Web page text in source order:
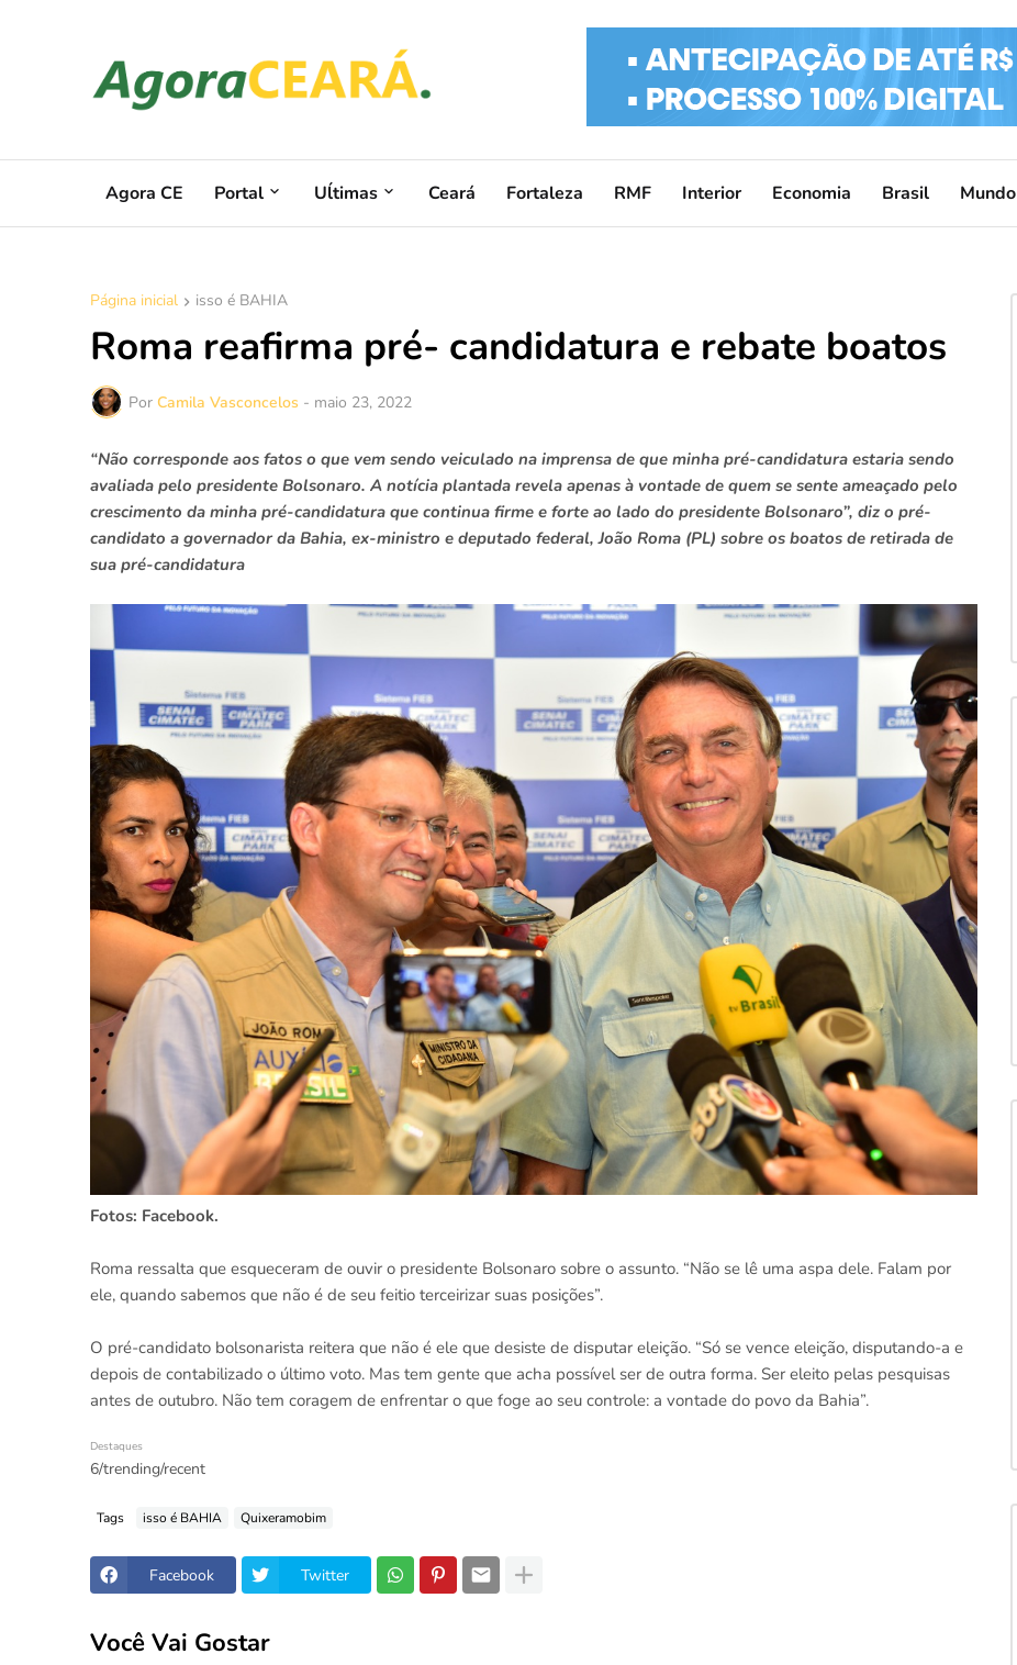
Agora CE Portal Uĺtimas Ceará Fortaleza RMF Interior Economia Brasil Mundo
Página inicial isso é BAHIA
Roma reafirma pré- candidatura e rebate boatos
Por Camila Vasconcelos - maio 23, 2022
“Não corresponde aos fatos o que vem sendo veiculado na imprensa de que minha pré-candidatura estaria sendo
avaliada pelo presidente Bolsonaro. A notícia plantada revela apenas à vontade de quem se sente ameaçado pelo
crescimento da minha pré-candidatura que continua firme e forte ao lado do presidente Bolsonaro”, diz o pré-
candidato a governador da Bahia, ex-ministro e deputado federal, João Roma (PL) sobre os boatos de retirada de
sua pré-candidatura
Fotos: Facebook.
Roma ressalta que esqueceram de ouvir o presidente Bolsonaro sobre o assunto. “Não se lê uma aspa dele. Falam por
ele, quando sabemos que não é de seu feitio terceirizar suas posições”.
O pré-candidato bolsonarista reitera que não é ele que desiste de disputar eleição. “Só se vence eleição, disputando-a e
depois de contabilizado o último voto. Mas tem gente que acha possível ser de outra forma. Ser eleito pelas pesquisas
antes de outubro. Não tem coragem de enfrentar o que foge ao seu controle: a vontade do povo da Bahia”.
Destaques
6/trending/recent
Tags isso é BAHIA Quixeramobim
Facebook Twitter
Você Vai Gostar